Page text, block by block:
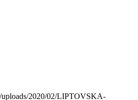
uploads/2020/02/LIPTOVSKA-